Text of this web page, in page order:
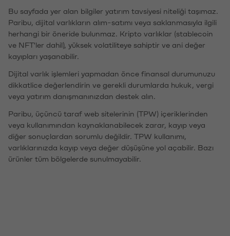
Bu sayfada yer alan bilgiler yatırım tavsiyesi niteliği taşımaz.
Paribu, dijital varlıkların alım-satımı veya saklanmasıyla ilgili
herhangi bir öneride bulunmaz. Kripto varlıklar (stablecoin
ve NFT'ler dahil), yüksek volatiliteye sahiptir ve ani değer
kayıpları yaşanabilir.
Dijital varlık işlemleri yapmadan önce finansal durumunuzu
dikkatlice değerlendirin ve gerekli durumlarda hukuk, vergi
veya yatırım danışmanınızdan destek alın.
Paribu, üçüncü taraf web sitelerinin (TPW) içeriklerinden
veya kullanımından kaynaklanabilecek zarar, kayıp veya
diğer sonuçlardan sorumlu değildir. TPW kullanımı,
varlıklarınızda kayıp veya değer düşüşüne yol açabilir. Bazı
ürünler tüm bölgelerde sunulmayabilir.